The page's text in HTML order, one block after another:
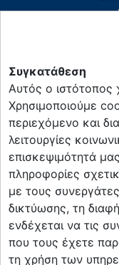
Συγκατάθεση
Αυτός ο ιστότοπος
Χρησιμοποιούμε
περιεχόμενο και
λειτουργίες
επισκεψιμότητά
πληροφορίες
με τους
δικτύωσης, τη
ενδέχεται να τις
που τους έχετε
τη χρήση των